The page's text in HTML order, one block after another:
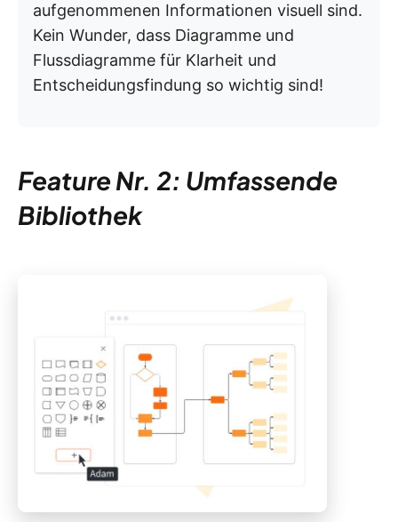
aufgenommenen Informationen visuell sind.
Kein Wunder, dass Diagramme und
Flussdiagramme für Klarheit und
Entscheidungsfindung so wichtig sind!
Feature Nr. 2: Umfassende
Bibliothek